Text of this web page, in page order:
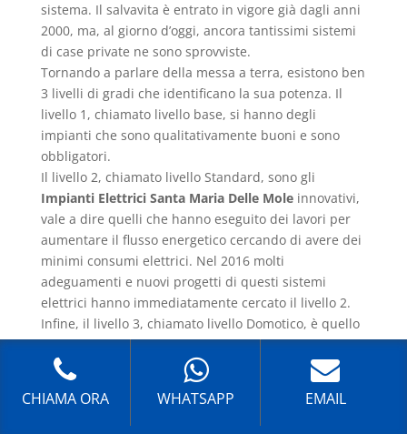
sistema. Il salvavita è entrato in vigore già dagli anni
2000, ma, al giorno d’oggi, ancora tantissimi sistemi
di case private ne sono sprovviste.
Tornando a parlare della messa a terra, esistono ben
3 livelli di gradi che identificano la sua potenza. Il
livello 1, chiamato livello base, si hanno degli
impianti che sono qualitativamente buoni e sono
obbligatori.
Il livello 2, chiamato livello Standard, sono gli
Impianti Elettrici Santa Maria Delle Moleinnovativi,
vale a dire quelli che hanno eseguito dei lavori per
aumentare il flusso energetico cercando di avere dei
minimi consumi elettrici. Nel 2016 molti
adeguamenti e nuovi progetti di questi sistemi
elettrici hanno immediatamente cercato il livello 2.
Infine, il livello 3, chiamato livello Domotico, è quello
che viene usato sia nelle case grandi, sia nelle
palazzine ed è obbligatorio per le industrie. Si tratta
di un sistema di massima qualità e sicurezza dove
sono installati sia i salvavita che gli interruttori
differenziali. Si tratta di un impianto piuttosto
CHIAMA ORA WHATSAPP EMAIL